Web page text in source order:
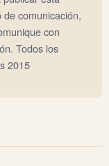
comunicación,
con
Todos los
2015